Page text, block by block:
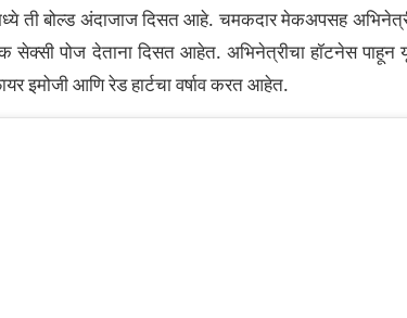
ती बोल्ड अंदाजाज दिसत आहे. चमकदार मेकअपसह
सेक्सी पोज देताना दिसत आहेत. अभिनेत्रीचा हॉटनेस
इमोजी आणि रेड हार्टचा वर्षाव करत आहेत.